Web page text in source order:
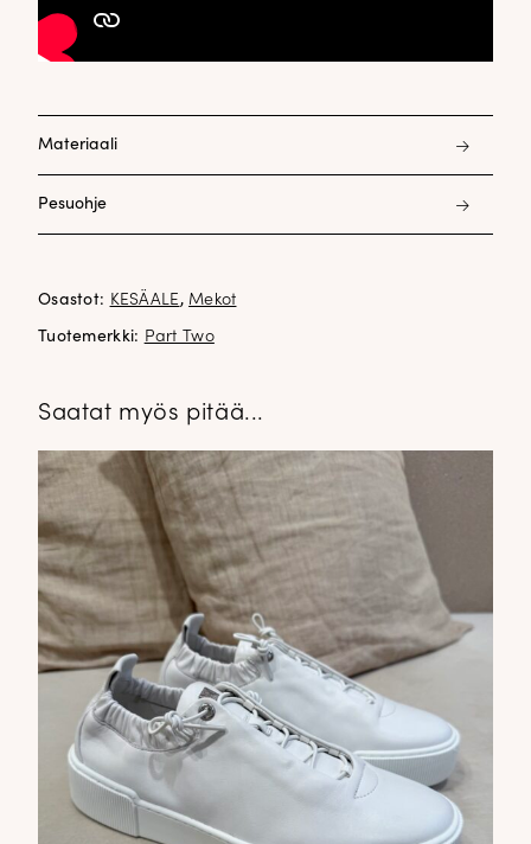
Materiaali
100% puuvill
Pesuohje
Silitys yksi piste
Osastot: KESÄALE, Mekot
Tuotemerkki: Part Two
Saatat myös pitää...